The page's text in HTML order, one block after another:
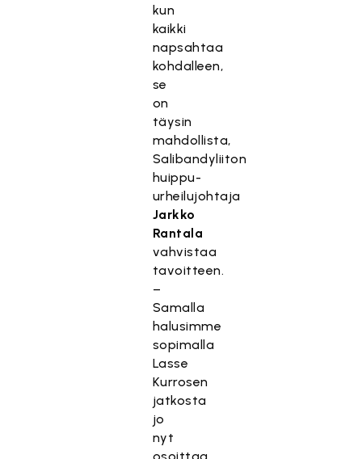
kun
kaikki
napsahtaa
kohdalleen,
se
on
täysin
mahdollista,
Salibandyliiton
huippu-
urheilujohtaja
Jarkko
Rantala
vahvistaa
tavoitteen.
–
Samalla
halusimme
sopimalla
Lasse
Kurrosen
jatkosta
jo
nyt